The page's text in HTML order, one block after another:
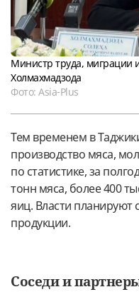
Министр труда, миграции
Холмахмадзода
Фото: Asia-Plus
Тем временем в
производство мяса,
по статистике, за
тонн мяса, более 400
яиц. Власти планируют
продукции.
Соседи и